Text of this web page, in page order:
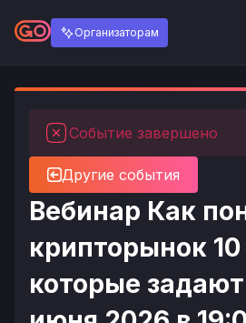
Организаторам
Событие завершено
Другие события
Вебинар Как
крипторынок
которые задают